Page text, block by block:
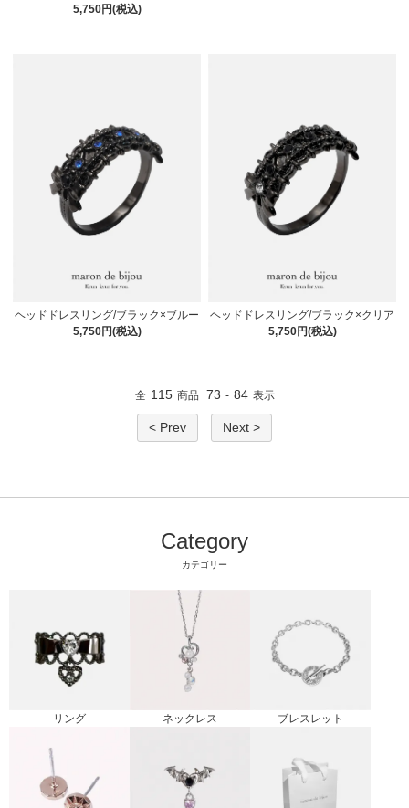
5,750円(税込)
ヘッドドレスリング/ブラック×ブルー
5,750円(税込)
ヘッドドレスリング/ブラック×クリア
5,750円(税込)
全 115 商品 73 - 84 表示
< Prev Next >
Category
カテゴリー
リング ネックレス ブレスレット